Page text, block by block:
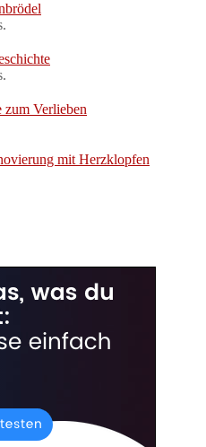
zum Verlieben
mit Herzklopfen